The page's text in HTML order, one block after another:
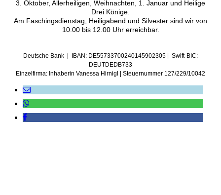
3. Oktober, Allerheiligen, Weihnachten, 1. Januar und Heilige
Drei Könige.
Am Faschingsdienstag, Heiligabend und Silvester sind wir von
10.00 bis 12.00 Uhr erreichbar.
Deutsche Bank | IBAN: DE55733700240145902305 | Swift-BIC:
DEUTDEDB733
Einzelfirma: Inhaberin Vanessa Hirnigl | Steuernummer 127/229/10042